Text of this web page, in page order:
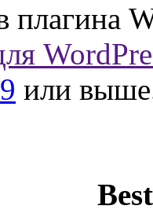
плагина
или